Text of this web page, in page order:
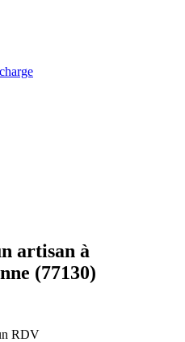
artisan à
(77130)
RDV